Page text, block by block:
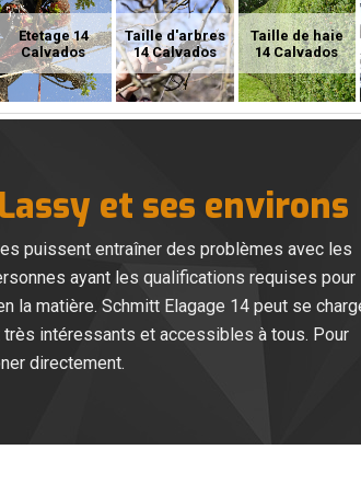
Etetage 14
Calvados
Taille d'arbres
14 Calvados
Taille de haie
14 Calvados
et ses environs
puissent entraîner des problèmes avec les
ayant les qualifications requises pour
la matière. Schmitt Elagage 14 peut se
intéressants et accessibles à tous. Pour
directement.